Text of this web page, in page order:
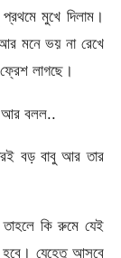
মুখে দিলাম।
মনে ভয় না রেখে
লাগছে।
আর বলল..
বড় বাবু আর তার
কি রুমে যেই
হবে। যেহেতু আসবে